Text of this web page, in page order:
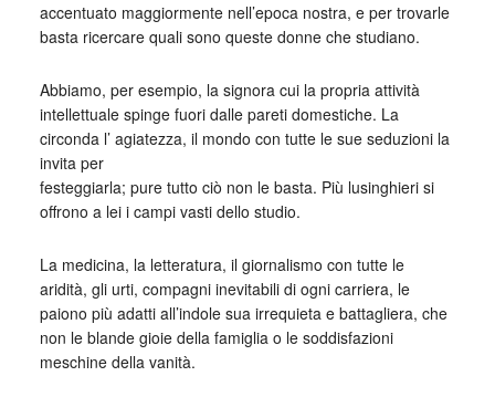
accentuato maggiormente nell’epoca nostra, e per trovarle
basta ricercare quali sono queste donne che studiano.
Abbiamo, per esempio, la signora cui la propria attività
intellettuale spinge fuori dalle pareti domestiche. La
circonda l’ agiatezza, il mondo con tutte le sue seduzioni la
invita per
festeggiarla; pure tutto ciò non le basta. Più lusinghieri si
offrono a lei i campi vasti dello studio.
La medicina, la letteratura, il giornalismo con tutte le
aridità, gli urti, compagni inevitabili di ogni carriera, le
paiono più adatti all’indole sua irrequieta e battagliera, che
non le blande gioie della famiglia o le soddisfazioni
meschine della vanità.